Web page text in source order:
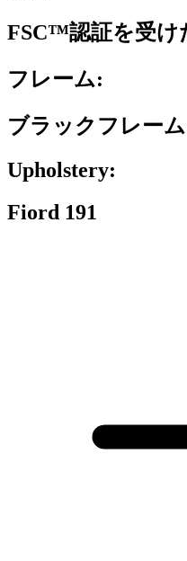
FSC™認証を受け
フレーム:
ブラックフレーム
Upholstery:
Fiord 191